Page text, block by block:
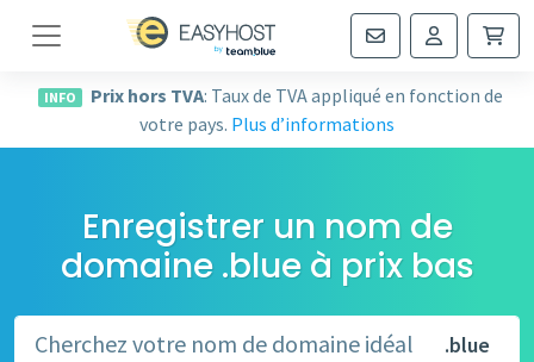
Navigation
INFO Prix hors TVA: Taux de TVA appliqué en fonction de
votre pays. Plus d’informations
Enregistrer un nom de
domaine .blue à prix bas
.blue